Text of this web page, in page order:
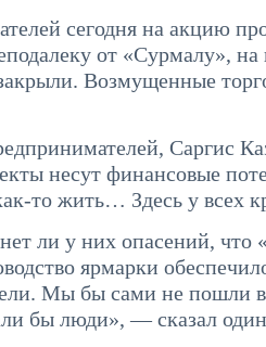
сегодня на акцию
от «Сурмалу»,
Возмущенные
Саргис
несут финансовые
то жить… Здесь у всех
ли у них опасений, что
ярмарки
Мы бы сами не пошли в
бы люди», — сказал